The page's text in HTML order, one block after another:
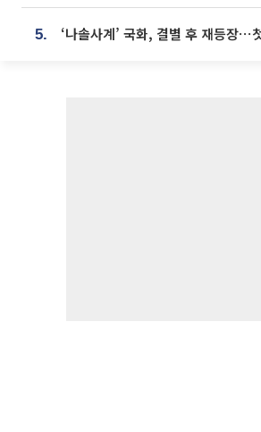
5.